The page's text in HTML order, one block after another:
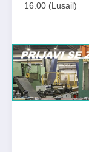
16.00 (Lusail)